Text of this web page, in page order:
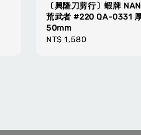
〔興隆刀剪行〕蝦牌
荒武者 #220 QA-0331
50mm
Regular
NT$ 1,580